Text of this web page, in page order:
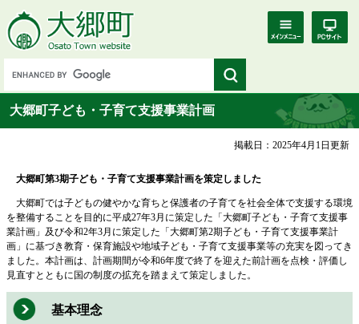
大郷町子ども・子育て支援事業計画
掲載日：2025年4月1日更新
大郷町第3期子ども・子育て支援事業計画を策定しました
大郷町では子どもの健やかな育ちと保護者の子育てを社会全体で支援する環境
を整備することを目的に平成27年3月に策定した「大郷町子ども・子育て支援事
業計画」及び令和2年3月に策定した「大郷町第2期子ども・子育て支援事業計
画」に基づき教育・保育施設や地域子ども・子育て支援事業等の充実を図ってき
ました。本計画は、計画期間が令和6年度で終了を迎えた前計画を点検・評価し
見直すとともに国の制度の拡充を踏まえて策定しました。
基本理念